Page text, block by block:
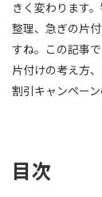
きく変わります
整理、急ぎの片
すね。この記事
片付けの考え方
割引キャンペー
目次